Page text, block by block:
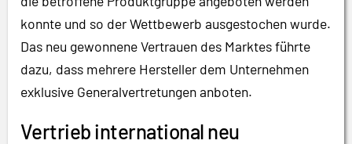
konnte und so der Wettbewerb ausgestochen wurde.
Das neu gewonnene Vertrauen des Marktes führte
dazu, dass mehrere Hersteller dem Unternehmen
exklusive Generalvertretungen anboten.
Vertrieb international neu